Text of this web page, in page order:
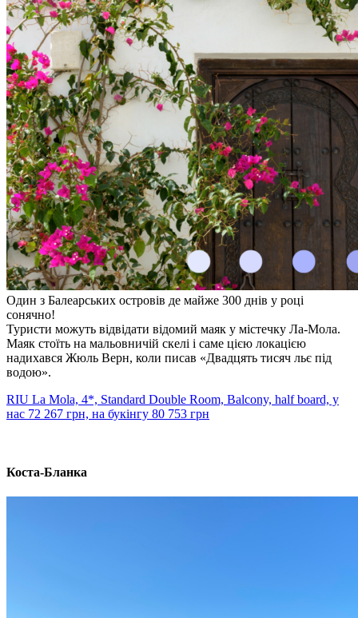
Один з Балеарських островів де майже 300 днів у році
сонячно!
Туристи можуть відвідати відомий маяк у містечку Ла-Мола.
Маяк стоїть на мальовничій скелі і саме цією локацією
надихався Жюль Верн, коли писав «Двадцять тисяч льє під
водою».
RIU La Mola, 4*, Standard Double Room, Balcony, half board, у
нас 72 267 грн, на букінгу 80 753 грн
Коста-Бланка